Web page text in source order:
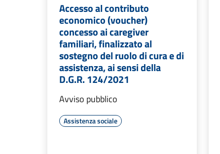
Accesso al contributo
economico (voucher)
concesso ai caregiver
familiari, finalizzato al
sostegno del ruolo di cura e di
assistenza, ai sensi della
D.G.R. 124/2021
Avviso pubblico
Assistenza sociale